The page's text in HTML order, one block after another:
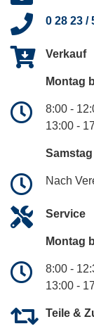
0 28 23 /
Verkauf
Montag
8:00 -
13:00 -
Samstag
Nach
Service
Montag
8:00 -
13:00 -
Teile &